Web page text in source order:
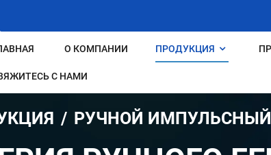
О КОМПАНИИ ПРОДУКЦИЯ
С НАМИ
РУЧНОЙ ИМПУЛЬСНЫЙ